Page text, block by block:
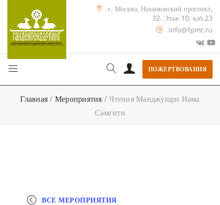
г. Москва, Нахимовский проспект,
32. Этаж 10, каб.23
info@fpmt.ru
ПОЖЕРТВОВАНИЯ
Главная/ Мероприятия /Чтения Манджушри Нама
Самгити
ВСЕ МЕРОПРИЯТИЯ